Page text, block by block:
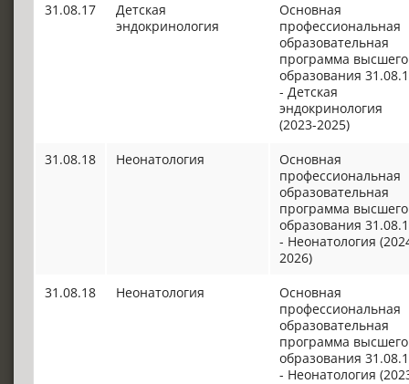
31.08.17
Детская
эндокринология
Основная
профессиональная
образовательная
программа высшего
образования
- Детская
эндокринология
(2023-2025)
31.08.18
Неонатология
Основная
профессиональная
образовательная
программа высшего
образования
- Неонатология
2026)
31.08.18
Неонатология
Основная
профессиональная
образовательная
программа высшего
образования
- Неонатология